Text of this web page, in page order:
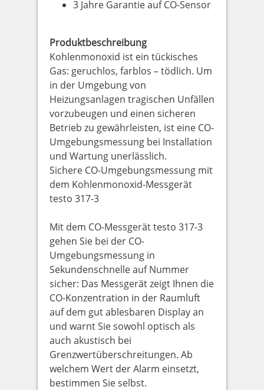
3 Jahre Garantie auf CO-Sensor
Produktbeschreibung
Kohlenmonoxid ist ein tückisches
Gas: geruchlos, farblos – tödlich. Um
in der Umgebung von
Heizungsanlagen tragischen Unfällen
vorzubeugen und einen sicheren
Betrieb zu gewährleisten, ist eine CO-
Umgebungsmessung bei Installation
und Wartung unerlässlich.
Sichere CO-Umgebungsmessung mit
dem Kohlenmonoxid-Messgerät
testo 317-3
Mit dem CO-Messgerät testo 317-3
gehen Sie bei der CO-
Umgebungsmessung in
Sekundenschnelle auf Nummer
sicher: Das Messgerät zeigt Ihnen die
CO-Konzentration in der Raumluft
auf dem gut ablesbaren Display an
und warnt Sie sowohl optisch als
auch akustisch bei
Grenzwertüberschreitungen. Ab
welchem Wert der Alarm einsetzt,
bestimmen Sie selbst.